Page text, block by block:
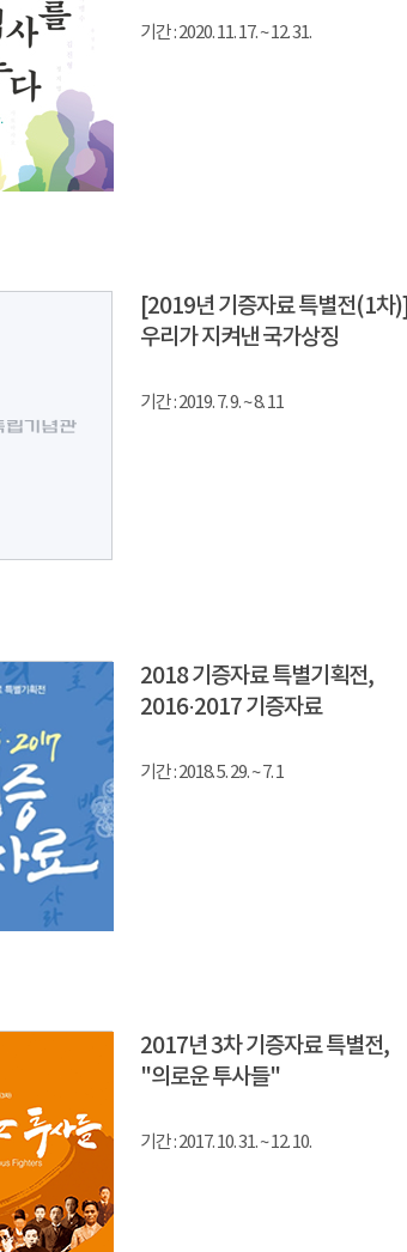
기간 : 2020. 11. 17. ~ 12. 31.
[2019년 기증자료 특별전(1차)]
우리가 지켜낸 국가상징
기간 : 2019. 7. 9. ~ 8. 11
2018 기증자료 특별기획전,
2016·2017 기증자료
기간 : 2018. 5. 29. ~ 7. 1
2017년 3차 기증자료 특별전,
"의로운 투사들"
기간 : 2017. 10. 31. ~ 12. 10.